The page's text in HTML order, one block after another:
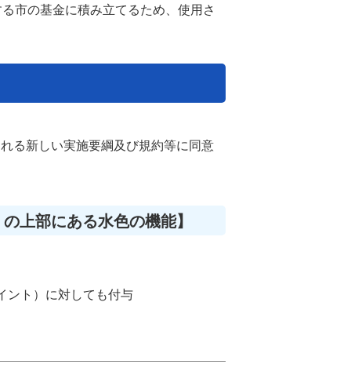
市の基金に積み立てるため、使用さ
る新しい実施要綱及び規約等に同意
上部にある水色の機能】
ト）に対しても付与